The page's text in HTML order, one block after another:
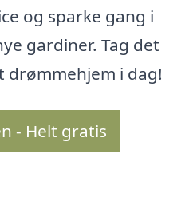
og sparke gang i
gardiner. Tag det
i dag!
- Helt gratis